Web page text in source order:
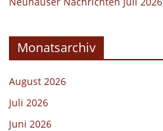
Monatsarchiv
August 2026
Juli 2026
Juni 2026